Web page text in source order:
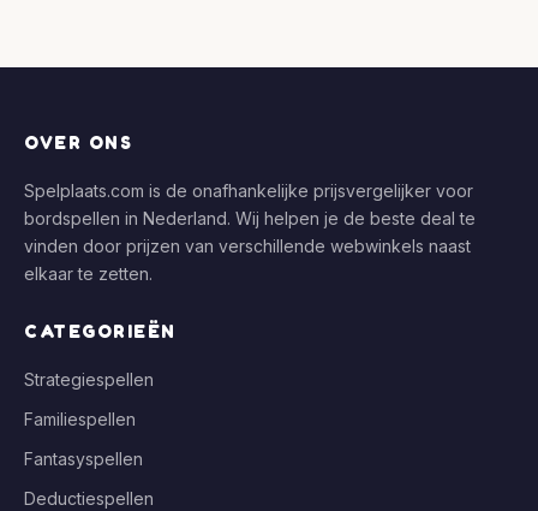
OVER ONS
Spelplaats.com is de onafhankelijke prijsvergelijker voor
bordspellen in Nederland. Wij helpen je de beste deal te
vinden door prijzen van verschillende webwinkels naast
elkaar te zetten.
CATEGORIEËN
Strategiespellen
Familiespellen
Fantasyspellen
Deductiespellen